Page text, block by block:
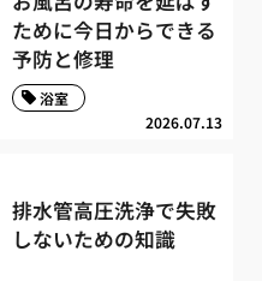
ために今日からできる
予防と修理
2026.07.13
浴室
排水管高圧洗浄で失敗
しないための知識